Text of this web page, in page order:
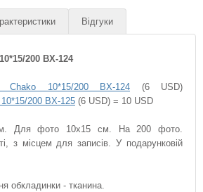
Відгуки
200 BX-124
Chako 10*15/200 BX-124 (6 USD)
200 BX-125 (6 USD) = 10 USD
Для фото 10х15 см. На 200 фото.
з місцем для записів. У подарунковій
обкладинки - тканина.